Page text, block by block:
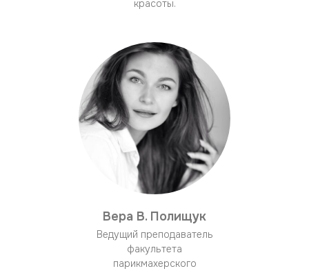
красоты.
Вера В. Полищук
Ведущий преподаватель
факультета
парикмахерского